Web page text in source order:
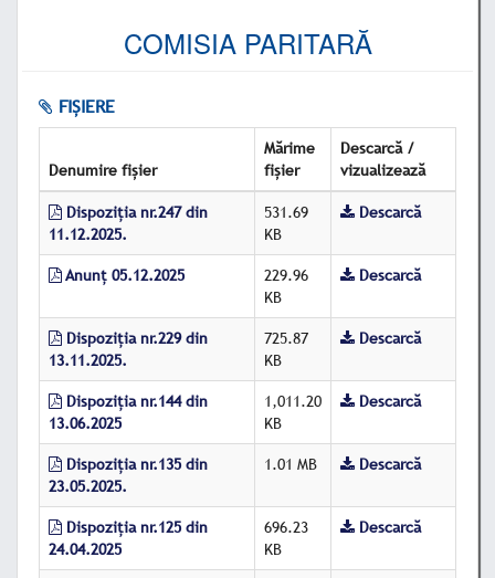
COMISIA PARITARĂ
FIȘIERE
Denumire fișier
Mărime
fișier
Descarcă /
vizualizează
Dispoziția nr.247 din
11.12.2025.
531.69
KB
Descarcă
Anunț 05.12.2025
229.96
KB
Descarcă
Dispoziția nr.229 din
13.11.2025.
725.87
KB
Descarcă
Dispoziția nr.144 din
13.06.2025
1,011.20
KB
Descarcă
Dispoziția nr.135 din
23.05.2025.
1.01 MB Descarcă
Dispoziția nr.125 din
24.04.2025
696.23
KB
Descarcă